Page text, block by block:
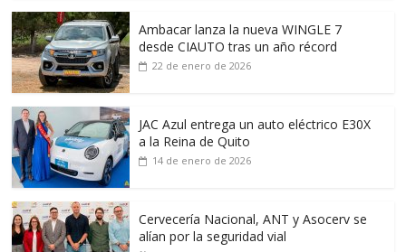
Ambacar lanza la nueva WINGLE 7
desde CIAUTO tras un año récord
22 de enero de 2026
JAC Azul entrega un auto eléctrico E30X
a la Reina de Quito
14 de enero de 2026
Cervecería Nacional, ANT y Asocerv se
alían por la seguridad vial